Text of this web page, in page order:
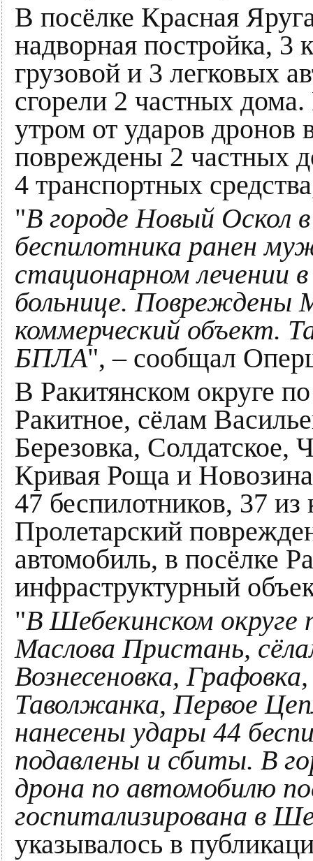
В посёлке Красная
надворная постройка, 3
грузовой и 3 легковых
сгорели 2 частных
утром от ударов дронов
повреждены 2 частных
4 транспортных
"В городе Новый Оскол
беспилотника ранен
стационарном лечении
больнице. Повреждены
коммерческий объект.
БПЛА", – сообщал
В Ракитянском округе
Ракитное, сёлам
Березовка, Солдатское,
Кривая Роща и
47 беспилотников, 37
Пролетарский
автомобиль, в посёлке
инфраструктурный
"В Шебекинском округе
Маслова Пристань,
Вознесеновка,
Таволжанка, Первое
нанесены удары 44
подавлены и сбиты. В
дрона по автомобилю
госпитализирована в
указывалось в